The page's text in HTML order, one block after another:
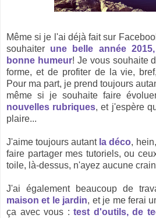
Même si je l'ai déjà fait sur
souhaiter une belle année
bonne humeur! Je vous souhaite
forme, et de profiter de la vie,
Pour ma part, je prend toujours
même si je souhaite faire
nouvelles rubriques, et j'espère
plaire...
J'aime toujours autant la déco,
faire partager mes tutoriels, ou
toile, là-dessus, n'ayez aucune
J'ai également beaucoup de
maison et le jardin, et je me ferai
ça avec vous : test d'outils, de